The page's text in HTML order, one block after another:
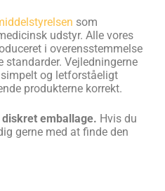
som
udstyr. Alle vores
i overensstemmelse
Vejledningerne
og letforståeligt
produkterne korrekt.
emballage. Hvis du
gerne med at finde den